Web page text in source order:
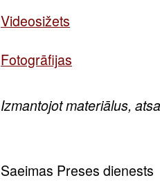
Videosižets
Fotogrāfijas
Izmantojot materiālus,
Saeimas Preses dienests